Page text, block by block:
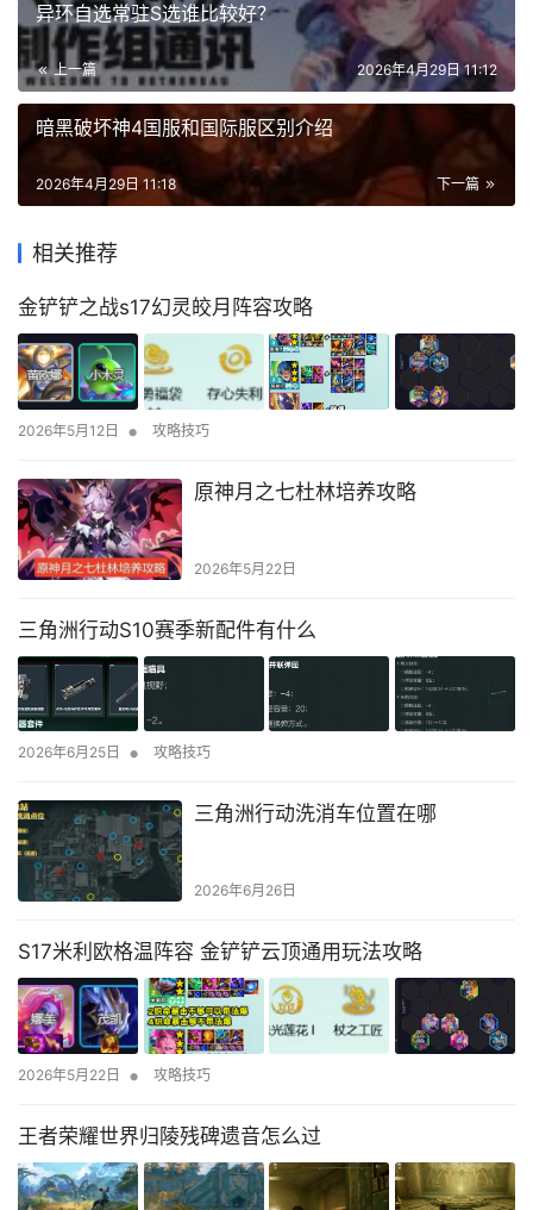
异环自选常驻S选谁比较好？
上一篇 2026年4月29日 11:12
暗黑破坏神4国服和国际服区别介绍
下一篇
2026年4月29日 11:18
相关推荐
金铲铲之战s17幻灵皎月阵容攻略
2026年5月12日 • 攻略技巧
原神月之七杜林培养攻略
2026年5月22日
三角洲行动S10赛季新配件有什么
2026年6月25日 • 攻略技巧
三角洲行动洗消车位置在哪
2026年6月26日
S17米利欧格温阵容 金铲铲云顶通用玩法攻略
2026年5月22日 • 攻略技巧
王者荣耀世界归陵残碑遗音怎么过